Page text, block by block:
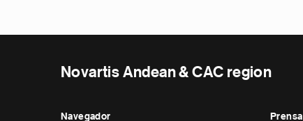
Novartis Andean & CAC region
Navegador Prensa